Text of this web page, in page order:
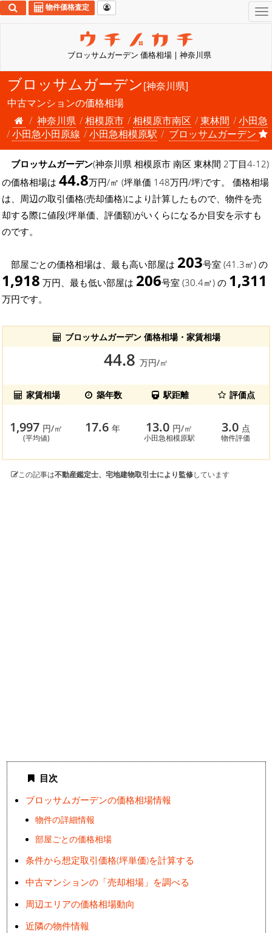
ブロッサムガーデン 価格相場 | 神奈川県
物件価格査定
ブロッサムガーデン[神奈川県]
中古マンションの価格相場
神奈川県
相模原市 相模原市南区 東林間
小田急
小田急小田原線
小田急相模原駅 ブロッサムガーデン
ブロッサムガーデン(神奈川県 相模原市 南区 東林間 2丁目4-12)
の価格相場は 44.8万円/㎡ (坪単価 148万円/坪)です。 価格相場
は、周辺の取引価格(売却価格)により計算したもので、物件を売
却する際に値段(坪単価、評価額)がいくらになるか目安を示すも
のです。
部屋ごとの価格相場は、最も高い部屋は 203号室 (41.3㎡) の
1,918 万円、最も低い部屋は 206号室 (30.4㎡) の 1,311
万円です。
ブロッサムガーデン 価格相場・家賃相場
44.8 万円/㎡
家賃相場 築年数 駅距離 評価点
1,997 円/㎡
(平均値)
17.6年 13.0 円/㎡
小田急相模原駅
3.0 点
物件評価
この記事は不動産鑑定士、宅地建物取引士により監修しています
目次
ブロッサムガーデンの価格相場情報
物件の詳細情報
部屋ごとの価格相場
条件から想定取引価格(坪単価)を計算する
中古マンションの「売却相場」を調べる
周辺エリアの価格相場動向
近隣の物件情報